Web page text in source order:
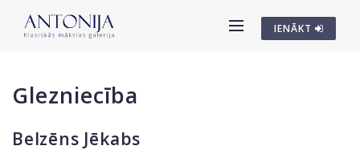
IENĀKT
Glezniecība
Belzēns Jēkabs